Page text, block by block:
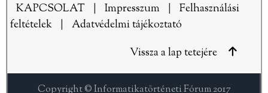
KAPCSOLAT Impresszum
Felhasználási
feltételek
Adatvédelmi tájékoztató
Vissza a lap tetejére
Copyright © Informatikatörténeti Fórum 2017